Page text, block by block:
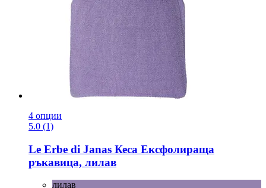
4 опции
5.0 (1)
Le Erbe di Janas Кеса Ексфолираща
ръкавица, лилав
лилав